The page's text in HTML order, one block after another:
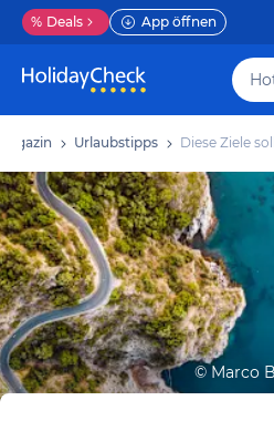
% Deals App öffnen
Urlaubstipps Diese Ziele
© Marco